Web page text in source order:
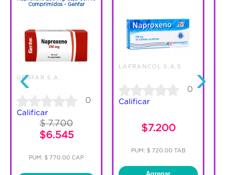
‹
Comprimidos - Genfar
GENFAR S.A.
0
Calificar
$ 7.700
$6.545
PUM: $ 770.00 CAP
LAFRANCOL S.A.S
0
Calificar
$7.200
PUM: $ 720.00 TAB
›